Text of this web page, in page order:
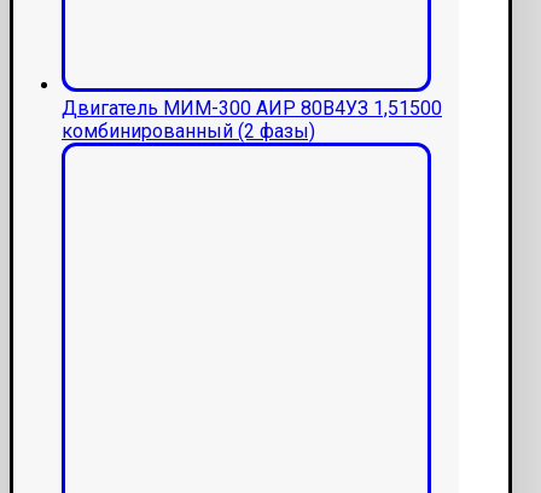
Двигатель МИМ-300 АИР 80В4УЗ 1,51500
комбинированный (2 фазы)